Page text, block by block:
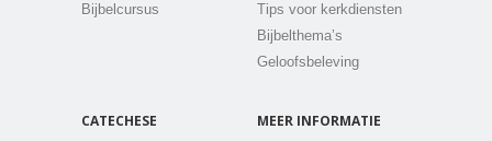
Bijbelcursus
Tips voor kerkdiensten
Bijbelthema’s
Geloofsbeleving
CATECHESE MEER INFORMATIE